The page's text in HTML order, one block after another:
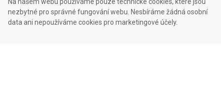
nezbytné pro správné fungování webu. Nesbíráme žádná osobní
data ani nepoužíváme cookies pro marketingové účely.